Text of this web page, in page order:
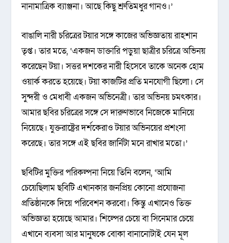
নানামাত্রিক ব্যাঞ্জনা। আছে কিছু শ্রুতিমধুর গানও।’
বাঙালি নারী চরিত্রের টয়ার সঙ্গে কাজের অভিজ্ঞতায় রাহশান
তৃপ্ত। তার মতে, ‘একজন ডাক্তারি পড়ুয়া ছাত্রীর চরিত্রে অভিনয়
করেছেন টয়া। সত্তর দশকের নারী হিসেবে তাকে অনেক হোম
ওয়ার্ক করতে হয়েছে। টয়া কাজটির প্রতি মনযোগী ছিলো। সে
সুন্দরী ও মেধাবী একজন অভিনেত্রী। তার অভিনয় চমৎকার।
আমার ছবির চরিত্রের সঙ্গে সে দারুণভাবে নিজেকে মানিয়ে
নিয়েছে। যুক্তরাষ্ট্রের দর্শকেরাও টয়ার অভিনয়ের প্রশংসা
করেছে। তার সঙ্গে এই ছবির জার্নিটা মনে রাখার মতো।’
ছবিটির মুক্তির পরিকল্পনা নিয়ে তিনি বলেন, ‘আমি
চেয়েছিলাম ছবিটি এখানকার জনপ্রিয় কোনো প্রযোজনা
প্রতিষ্ঠানকে দিয়ে পরিবেশন করবো। কিন্তু এখানেও তিক্ত
অভিজ্ঞতা হয়েছে আমার। শিল্পের চেয়ে বা সিনেমার চেয়ে
এখানে ব্যবসা আর মানুষকে বোকা বানানোটাই যেন মূল